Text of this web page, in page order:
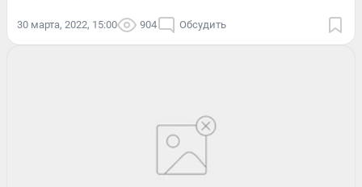
30 марта, 2022, 15:00 904 Обсудить